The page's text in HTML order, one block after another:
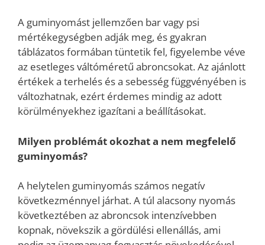
A guminyomást jellemzően bar vagy psi
mértékegységben adják meg, és gyakran
táblázatos formában tüntetik fel, figyelembe véve
az esetleges váltóméretű abroncsokat. Az ajánlott
értékek a terhelés és a sebesség függvényében is
változhatnak, ezért érdemes mindig az adott
körülményekhez igazítani a beállításokat.
Milyen problémát okozhat a nem megfelelő
guminyomás?
A helytelen guminyomás számos negatív
következménnyel járhat. A túl alacsony nyomás
következtében az abroncsok intenzívebben
kopnak, növekszik a gördülési ellenállás, ami